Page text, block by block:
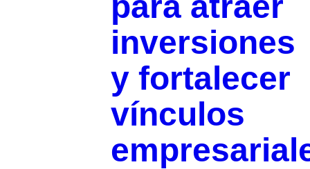
inversiones
y fortalecer
vínculos